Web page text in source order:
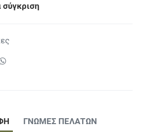
ΓΝΏΜΕΣ ΠΕΛΑΤΏΝ